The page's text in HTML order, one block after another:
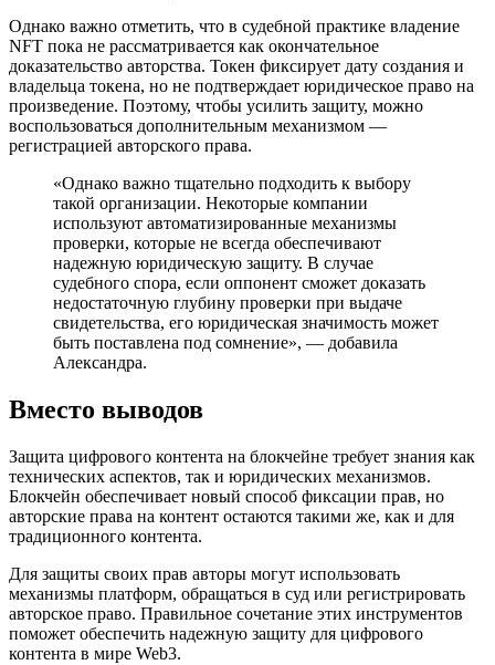
Однако важно отметить, что в судебной практике владение
NFT пока не рассматривается как окончательное
доказательство авторства. Токен фиксирует дату создания и
владельца токена, но не подтверждает юридическое право на
произведение. Поэтому, чтобы усилить защиту, можно
воспользоваться дополнительным механизмом —
регистрацией авторского права.
«Однако важно тщательно подходить к выбору
такой организации. Некоторые компании
используют автоматизированные механизмы
проверки, которые не всегда обеспечивают
надежную юридическую защиту. В случае
судебного спора, если оппонент сможет доказать
недостаточную глубину проверки при выдаче
свидетельства, его юридическая значимость может
быть поставлена под сомнение», — добавила
Александра.
Вместо выводов
Защита цифрового контента на блокчейне требует знания как
технических аспектов, так и юридических механизмов.
Блокчейн обеспечивает новый способ фиксации прав, но
авторские права на контент остаются такими же, как и для
традиционного контента.
Для защиты своих прав авторы могут использовать
механизмы платформ, обращаться в суд или регистрировать
авторское право. Правильное сочетание этих инструментов
поможет обеспечить надежную защиту для цифрового
контента в мире Web3.